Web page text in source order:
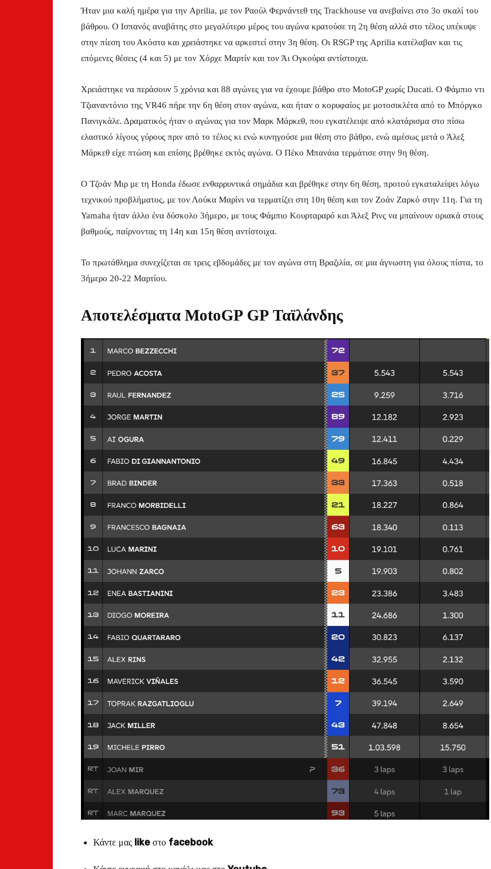
Ήταν μια καλή ημέρα για την Aprilia, με τον Ραούλ Φερνάντεθ της Trackhouse να ανεβαίνει στο 3ο σκαλί του
βάθρου. Ο Ισπανός αναβάτης στο μεγαλύτερο μέρος του αγώνα κρατούσε τη 2η θέση αλλά στο τέλος υπέκυψε
στην πίεση του Ακόστα και χρειάστηκε να αρκεστεί στην 3η θέση. Οι RSGP της Aprilia κατέλαβαν και τις
επόμενες θέσεις (4 και 5) με τον Χόρχε Μαρτίν και τον Άι Ογκούρα αντίστοιχα.
Χρειάστηκε να περάσουν 5 χρόνια και 88 αγώνες για να έχουμε βάθρο στο MotoGP χωρίς Ducati. Ο Φάμπιο ντι
Τζιαναντόνιο της VR46 πήρε την 6η θέση στον αγώνα, και ήταν ο κορυφαίος με μοτοσικλέτα από το Μπόργκο
Πανιγκάλε. Δραματικός ήταν ο αγώνας για τον Μαρκ Μάρκεθ, που εγκατέλειψε από κλατάρισμα στο πίσω
ελαστικό λίγους γύρους πριν από το τέλος κι ενώ κυνηγούσε μια θέση στο βάθρο, ενώ αμέσως μετά ο Άλεξ
Μάρκεθ είχε πτώση και επίσης βρέθηκε εκτός αγώνα. Ο Πέκο Μπανάια τερμάτισε στην 9η θέση.
Ο Τζοάν Μιρ με τη Honda έδωσε ενθαρρυντικά σημάδια και βρέθηκε στην 6η θέση, προτού εγκαταλείψει λόγω
τεχνικού προβλήματος, με τον Λούκα Μαρίνι να τερματίζει στη 10η θέση και τον Ζοάν Ζαρκό στην 11η. Για τη
Yamaha ήταν άλλο ένα δύσκολο 3ήμερο, με τους Φάμπιο Κουρταραρό και Άλεξ Ρινς να μπαίνουν οριακά στους
βαθμούς, παίρνοντας τη 14η και 15η θέση αντίστοιχα.
Το πρωτάθλημα συνεχίζεται σε τρεις εβδομάδες με τον αγώνα στη Βραζιλία, σε μια άγνωστη για όλους πίστα, το
3ήμερο 20-22 Μαρτίου.
Αποτελέσματα MotoGP GP Ταϊλάνδης
Κάντε μας like στο facebook